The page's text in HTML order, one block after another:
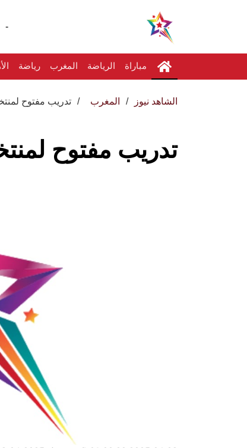
-
مباراة الرياضة المغرب رياضة
الشاهد نيوز المغرب تدريب مفتوح
تدريب مفتوح